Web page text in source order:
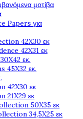
μοτίβα
Papers για
42X30 εκ
42X31 εκ
εκ.
45X32 εκ.
42X30 εκ
21X29 εκ
50X35 εκ
34,5X25 εκ